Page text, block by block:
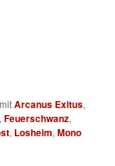
Arcanus Exitus,
,Feuerschwanz,
, Losheim,Mono